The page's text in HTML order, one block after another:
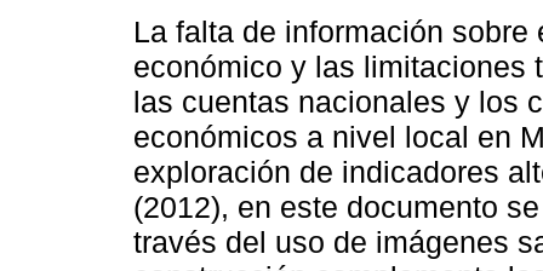
La falta de información sobre
económico y las limitaciones
las cuentas nacionales y los
económicos a nivel local en
exploración de indicadores
(2012), en este documento
través del uso de imágenes